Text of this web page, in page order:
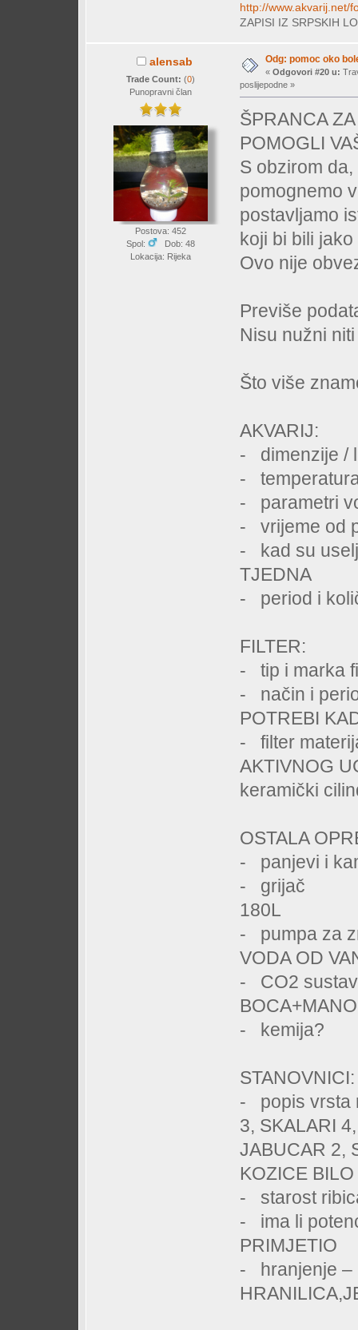
http://www.akvarij.net/
ZAPISI IZ SRPSKIH
alensab
Trade Count: (0)
Punopravni član
Postova: 452
Spol:
Dob: 48
Lokacija: Rijeka
Odg: pomoc oko
« Odgovori #20 u:
poslijepodne »
ŠPRANCA
POMOGLI
S obzirom
pomognemo
postavljamo
koji bi bili
Ovo nije
Previše
Nisu nužni
Što više
AKVARIJ:
- dimenzije
-
- parametri
- vrijeme od
- kad su
TJEDNA
- period i
FILTER:
- tip i
- način i
POTREBI
- filter
AKTIVNOG
keramički
OSTALA
- panjevi i
- grijač -
180L
- pumpa
VODA OD
- CO2
- kemija?
STANOVNICI:
- popis vrsta
3, SKALARI
JABUCAR 2,
KOZICE
- starost
- ima li
PRIMJETIO
- hranjenje